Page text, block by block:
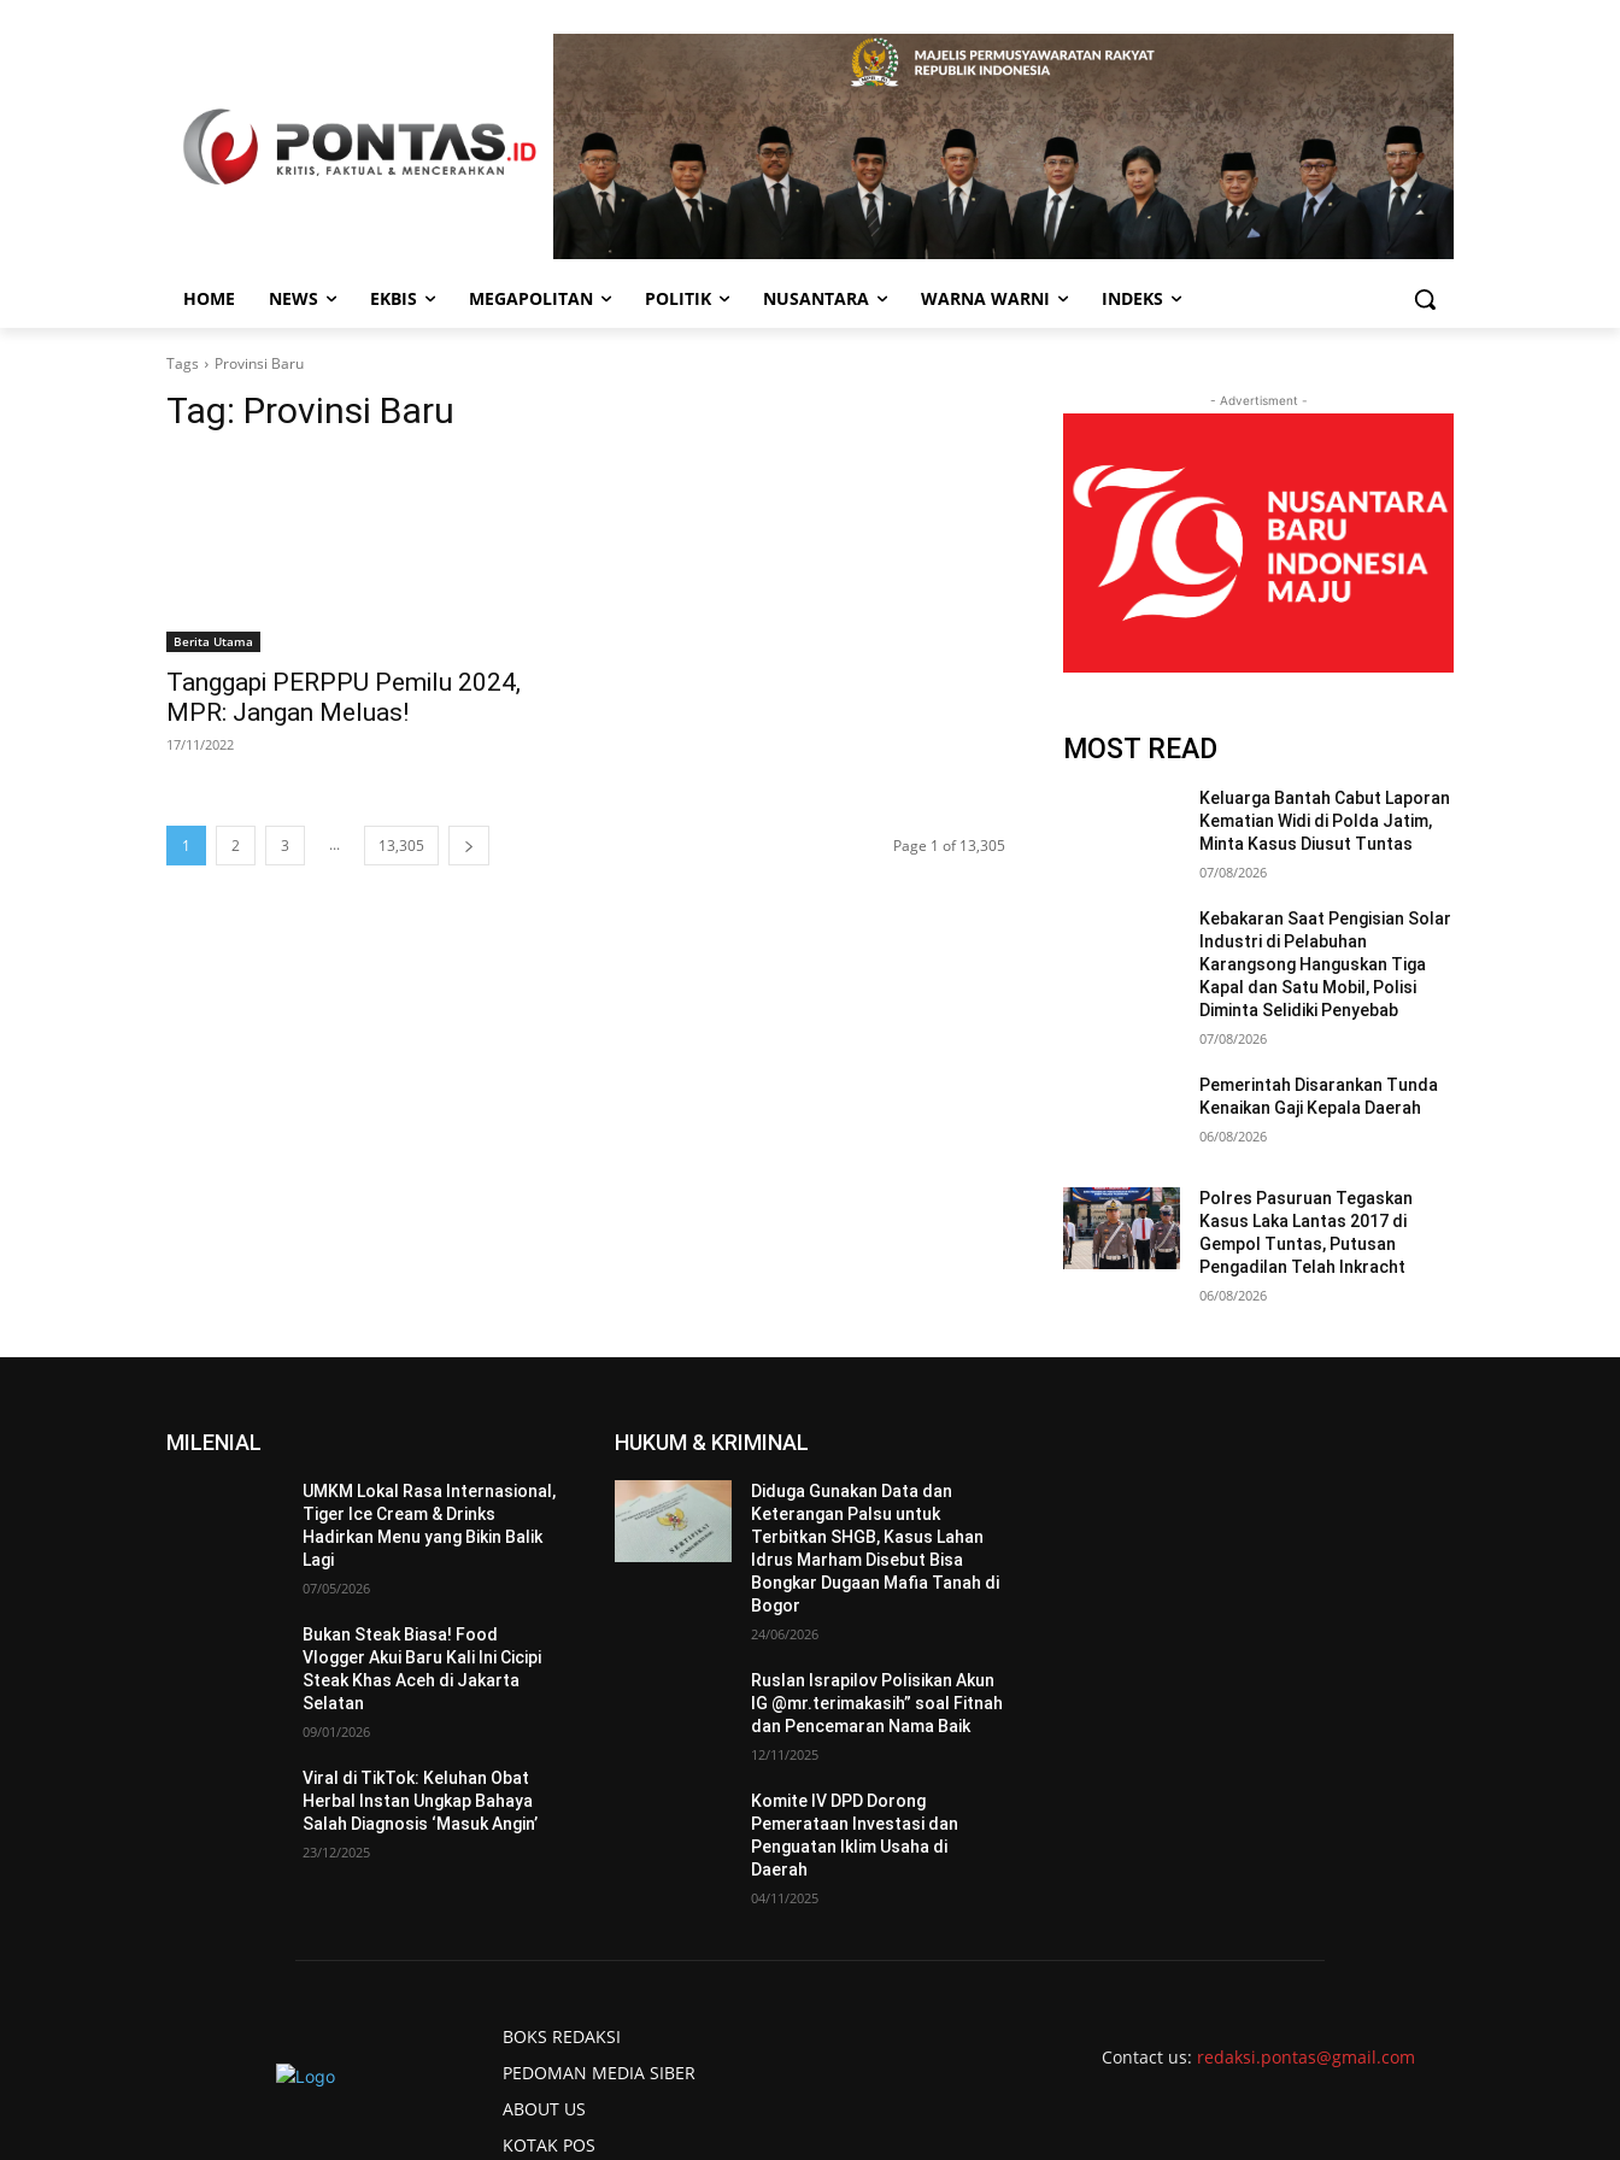
HOME NEWS EKBIS MEGAPOLITAN POLITIK NUSANTARA WARNA WARNI INDEKS
Tags Provinsi Baru
Tag: Provinsi Baru
Berita Utama
Tanggapi PERPPU Pemilu 2024,
MPR: Jangan Meluas!
17/11/2022
1 2 3 ... 13,305 Page 1 of 13,305
- Advertisment -
MOST READ
Keluarga Bantah Cabut Laporan
Kematian Widi di Polda Jatim,
Minta Kasus Diusut Tuntas
07/08/2026
Kebakaran Saat Pengisian Solar
Industri di Pelabuhan
Karangsong Hanguskan Tiga
Kapal dan Satu Mobil, Polisi
Diminta Selidiki Penyebab
07/08/2026
Pemerintah Disarankan Tunda
Kenaikan Gaji Kepala Daerah
06/08/2026
Polres Pasuruan Tegaskan
Kasus Laka Lantas 2017 di
Gempol Tuntas, Putusan
Pengadilan Telah Inkracht
06/08/2026
MILENIAL
UMKM Lokal Rasa Internasional,
Tiger Ice Cream & Drinks
Hadirkan Menu yang Bikin Balik
Lagi
07/05/2026
Bukan Steak Biasa! Food
Vlogger Akui Baru Kali Ini Cicipi
Steak Khas Aceh di Jakarta
Selatan
09/01/2026
Viral di TikTok: Keluhan Obat
Herbal Instan Ungkap Bahaya
Salah Diagnosis ‘Masuk Angin’
23/12/2025
HUKUM & KRIMINAL
Diduga Gunakan Data dan
Keterangan Palsu untuk
Terbitkan SHGB, Kasus Lahan
Idrus Marham Disebut Bisa
Bongkar Dugaan Mafia Tanah di
Bogor
24/06/2026
Ruslan Israpilov Polisikan Akun
IG @mr.terimakasih” soal Fitnah
dan Pencemaran Nama Baik
12/11/2025
Komite IV DPD Dorong
Pemerataan Investasi dan
Penguatan Iklim Usaha di
Daerah
04/11/2025
BOKS REDAKSI
PEDOMAN MEDIA SIBER
ABOUT US
KOTAK POS
Contact us: redaksi.pontas@gmail.com